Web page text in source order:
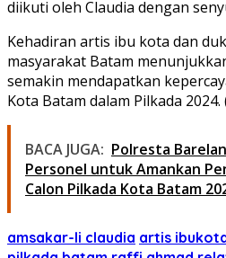
diikuti oleh Claudia dengan
Kehadiran artis ibu kota dan
masyarakat Batam
semakin mendapatkan
Kota Batam dalam Pilkada 2024.
BACA JUGA: Polresta
Personel untuk Amankan
Calon Pilkada Kota Batam
amsakar-li claudia artis